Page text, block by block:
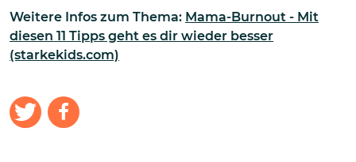
Weitere Infos zum Thema: Mama-Burnout - Mit
diesen 11 Tipps geht es dir wieder besser
(starkekids.com)